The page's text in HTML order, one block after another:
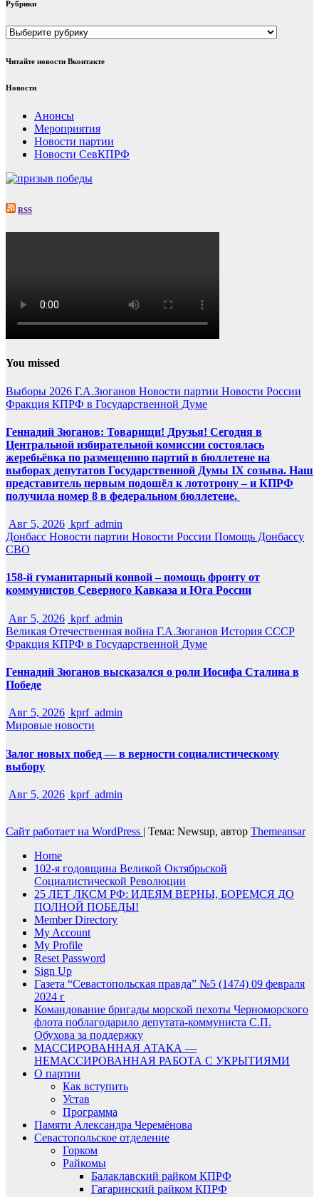
Рубрики
Рубрики
Читайте новости Вконтакте
Новости
Анонсы
Мероприятия
Новости партии
Новости СевКПРФ
RSS
You missed
Выборы 2026 Г.А.Зюганов Новости партии Новости России
Фракция КПРФ в Государственной Думе
Геннадий Зюганов: Товарищи! Друзья! Сегодня в
Центральной избирательной комиссии состоялась
жеребьёвка по размещению партий в бюллетене на
выборах депутатов Государственной Думы IX созыва. Наш
представитель первым подошёл к лототрону – и КПРФ
получила номер 8 в федеральном бюллетене.
Авг 5, 2026 kprf_admin
Донбасс Новости партии Новости России Помощь Донбассу
СВО
158-й гуманитарный конвой – помощь фронту от
коммунистов Северного Кавказа и Юга России
Авг 5, 2026 kprf_admin
Великая Отечественная война Г.А.Зюганов История СССР
Фракция КПРФ в Государственной Думе
Геннадий Зюганов высказался о роли Иосифа Сталина в
Победе
Авг 5, 2026 kprf_admin
Мировые новости
Залог новых побед — в верности социалистическому
выбору
Авг 5, 2026 kprf_admin
Сайт работает на WordPress | Тема: Newsup, автор Themeansar
Home
102-я годовщина Великой Октябрьской
Социалистической Революции
25 ЛЕТ ЛКСМ РФ: ИДЕЯМ ВЕРНЫ, БОРЕМСЯ ДО
ПОЛНОЙ ПОБЕДЫ!
Member Directory
My Account
My Profile
Reset Password
Sign Up
Газета “Севастопольская правда” №5 (1474) 09 февраля
2024 г
Командование бригады морской пехоты Черноморского
флота поблагодарило депутата-коммуниста С.П.
Обухова за поддержку
МАССИРОВАННАЯ АТАКА —
НЕМАССИРОВАННАЯ РАБОТА С УКРЫТИЯМИ
О партии
Как вступить
Устав
Программа
Памяти Александра Черемёнова
Севастопольское отделение
Горком
Райкомы
Балаклавский райком КПРФ
Гагаринский райком КПРФ